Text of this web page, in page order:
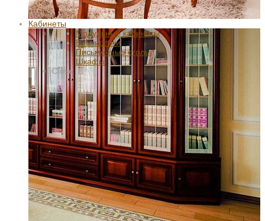
Кабинеты
Модульные кабинеты
Библиотеки
Письменные столы
Шкафы
Close